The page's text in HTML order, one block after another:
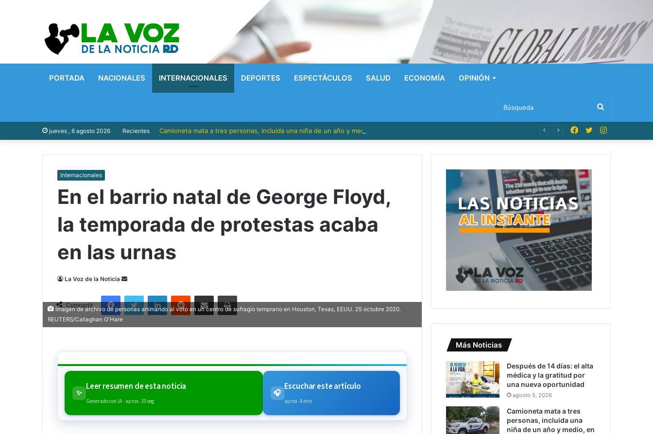
PORTADA NACIONALES INTERNACIONALES DEPORTES ESPECTÁCULOS SALUD ECONOMÍA OPINIÓN
Búsqueda
jueves , 6 agosto 2026 Recientes Camioneta mata a tres personas, incluida una niña de un año y medio, en Los Ríos Instagram
Twitter
Facebook
Internacionales
En el barrio natal de George Floyd,
la temporada de protestas acaba
en las urnas
La Voz de la Noticia
Send
email
Compartir
FacebookTwitter LinkedInReddit Compartir via Email Imprimi
Imagen de archivo de personas animando al voto en un centro de sufragio temprano en Houston, Texas, EEUU. 25 octubre 2020.
REUTERS/Callaghan O'Hare
✨
Leer resumen de esta noticia
Generado con IA · aprox. 33 seg
🎧
Escuchar este artículo
aprox. 4 min
Más Noticias
Después de 14 días: el alta
médica y la gratitud por
una nueva oportunidad
agosto 5, 2026
Camioneta mata a tres
personas, incluida una
niña de un año y medio, en